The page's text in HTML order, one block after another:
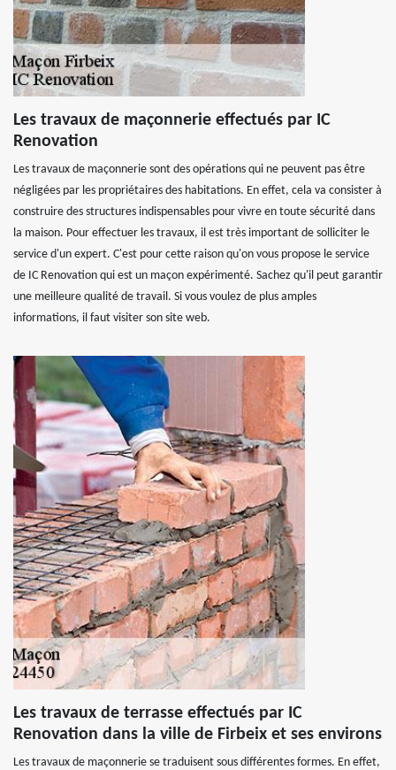
Les travaux de maçonnerie effectués par IC
Renovation
Les travaux de maçonnerie sont des opérations qui ne peuvent pas être
négligées par les propriétaires des habitations. En effet, cela va consister à
construire des structures indispensables pour vivre en toute sécurité dans
la maison. Pour effectuer les travaux, il est très important de solliciter le
service d'un expert. C'est pour cette raison qu'on vous propose le service
de IC Renovation qui est un maçon expérimenté. Sachez qu'il peut garantir
une meilleure qualité de travail. Si vous voulez de plus amples
informations, il faut visiter son site web.
Les travaux de terrasse effectués par IC
Renovation dans la ville de Firbeix et ses environs
Les travaux de maçonnerie se traduisent sous différentes formes. En effet,